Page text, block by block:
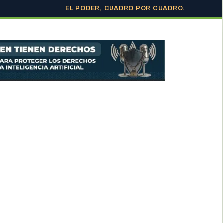
EL PODER, CUADRO POR CUADRO.